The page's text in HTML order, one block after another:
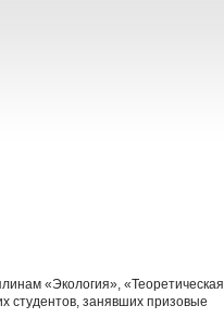
«Экология», «Теоретическая
студентов, занявших призовые